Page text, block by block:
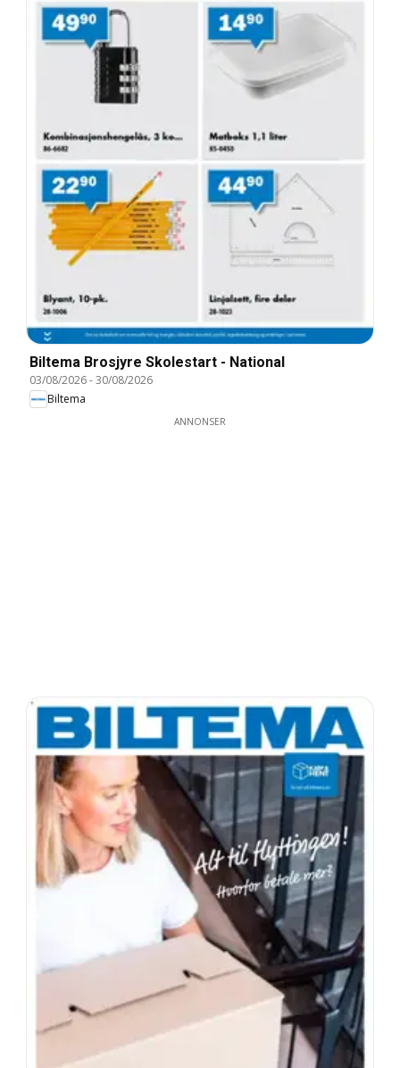
Biltema Brosjyre Skolestart - National
03/08/2026-30/08/2026
Biltema
ANNONSER